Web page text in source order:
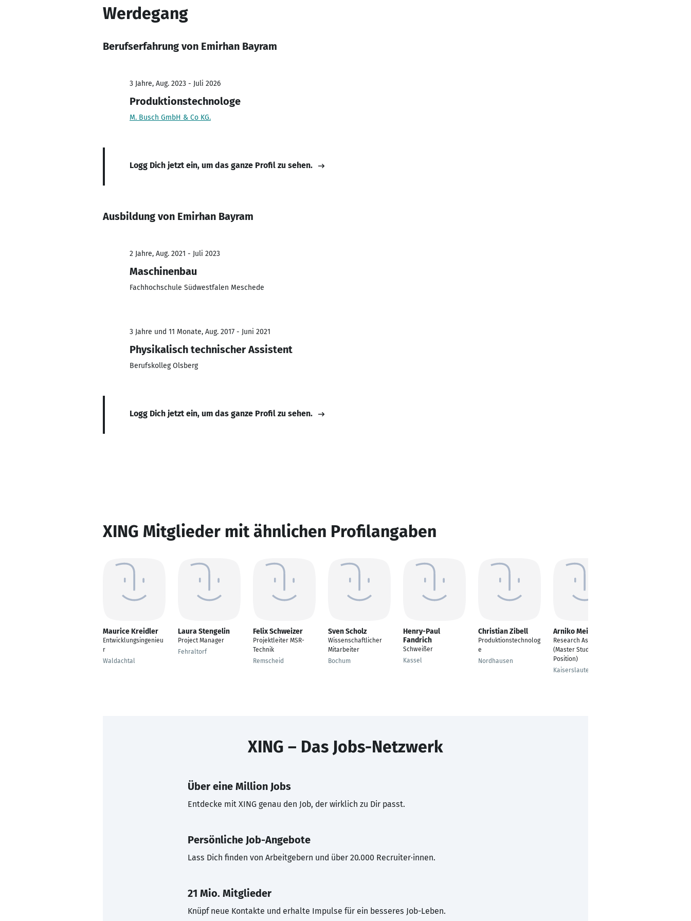
Werdegang
Berufserfahrung von Emirhan Bayram
3 Jahre, Aug. 2023 - Juli 2026
Produktionstechnologe
M. Busch GmbH & Co KG.
Logg Dich jetzt ein, um das ganze Profil zu sehen.
Ausbildung von Emirhan Bayram
2 Jahre, Aug. 2021 - Juli 2023
Maschinenbau
Fachhochschule Südwestfalen Meschede
3 Jahre und 11 Monate, Aug. 2017 - Juni 2021
Physikalisch technischer Assistent
Berufskolleg Olsberg
Logg Dich jetzt ein, um das ganze Profil zu sehen.
XING Mitglieder mit ähnlichen Profilangaben
Maurice Kreidler
Entwicklungsingenieu
r
Waldachtal
Laura Stengelin
Project Manager
Fehraltorf
Felix Schweizer
Projektleiter MSR-
Technik
Remscheid
Sven Scholz
Wissenschaftlicher
Mitarbeiter
Bochum
Henry-Paul
Fandrich
Schweißer
Kassel
Christian Zibell
Produktionstechnolog
e
Nordhausen
Arniko Meinhold
Research Assistant
(Master Student
Position)
Kaiserslautern
XING – Das Jobs-Netzwerk
Über eine Million Jobs
Entdecke mit XING genau den Job, der wirklich zu Dir passt.
Persönliche Job-Angebote
Lass Dich finden von Arbeitgebern und über 20.000 Recruiter·innen.
21 Mio. Mitglieder
Knüpf neue Kontakte und erhalte Impulse für ein besseres Job-Leben.